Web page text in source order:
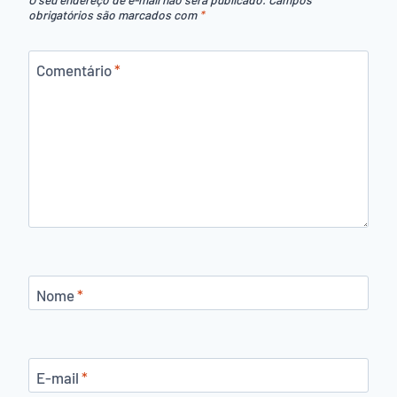
obrigatórios são marcados com *
Comentário*
Nome*
E-mail *